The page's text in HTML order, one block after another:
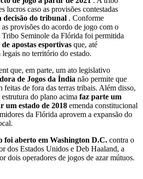
lucros caso as provisões contestadas
decisão do tribunal . Conforme
provisões do acordo de jogo com o
Tribo Seminole da Flórida foi permitida
apostas esportivas que, até
legais no território do estado.
que, em parte, um ato legislativo
de Jogos da Índia não permite que
feitas de fora das terras tribais. Além disso,
do plano acima faz parte um
um estado de 2018 emenda constitucional
da Flórida aprovem a expansão do
foi aberto em Washington D.C. contra o
dos Estados Unidos e Deb Haaland, a
dois operadores de jogos de azar mútuos.